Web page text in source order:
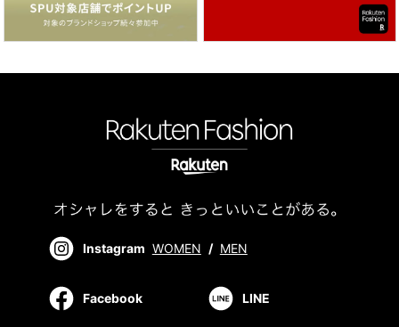
Instagram WOMEN / MEN
Facebook LINE